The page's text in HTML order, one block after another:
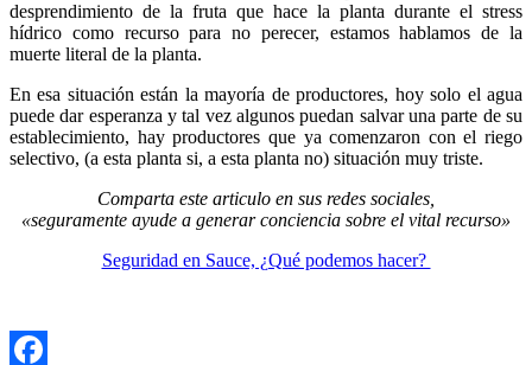
desprendimiento de la fruta que hace la planta durante el stress
hídrico como recurso para no perecer, estamos hablamos de la
muerte literal de la planta.
En esa situación están la mayoría de productores, hoy solo el agua
puede dar esperanza y tal vez algunos puedan salvar una parte de su
establecimiento, hay productores que ya comenzaron con el riego
selectivo, (a esta planta si, a esta planta no) situación muy triste.
Comparta este articulo en sus redes sociales,
«seguramente ayude a generar conciencia sobre el vital recurso»
Seguridad en Sauce, ¿Qué podemos hacer?